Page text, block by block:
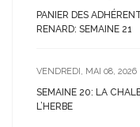
PANIER DES
RENARD: SEMAINE 21
VENDREDI, MAI 08, 2026
SEMAINE 20: LA
L’HERBE